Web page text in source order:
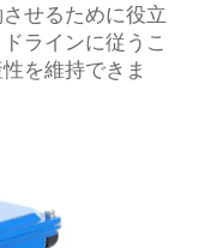
せるために役立
ラインに従うこ
を維持できま